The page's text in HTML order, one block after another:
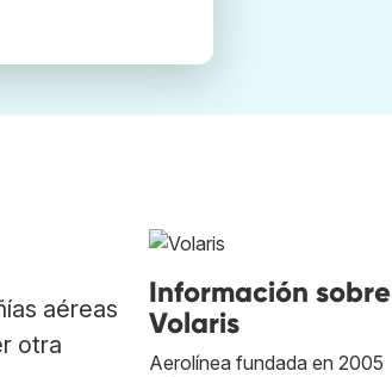
aéreas
otra
Información sobre
Volaris
Aerolínea fundada en 2005